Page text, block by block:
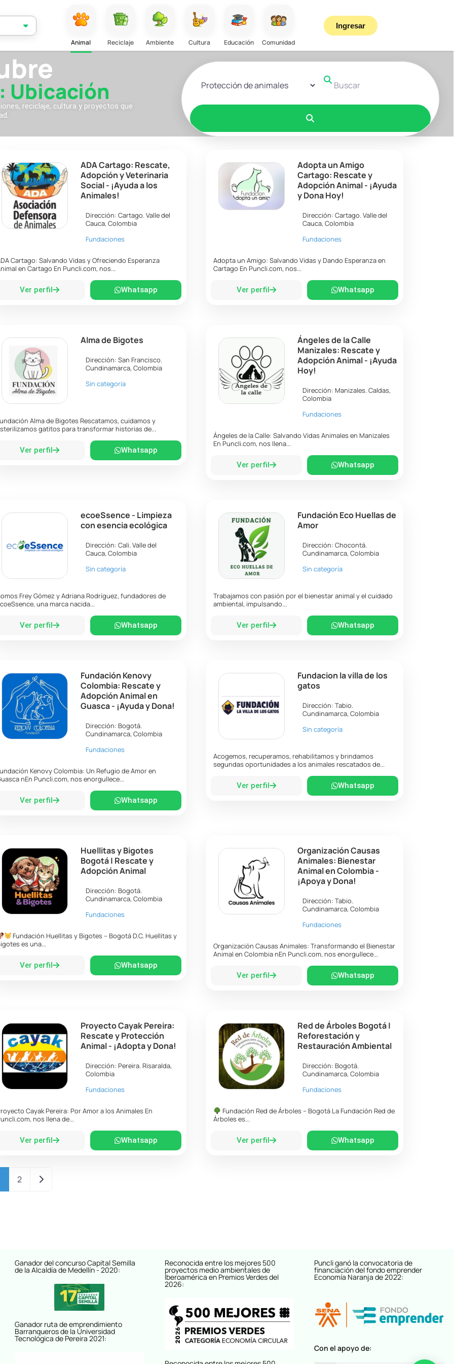
Animal Reciclaje Ambiente Cultura Educación Comunidad
Ingresar
Ubicación
reciclaje, cultura y proyectos que
Seleccionar el formulario de búsquedaBuscar
ADA Cartago: Rescate,
Adopción y Veterinaria
Social - ¡Ayuda a los
Animales!
Dirección:Cartago.Valle del
Cauca,Colombia
Fundaciones
Cartago: Salvando Vidas y Ofreciendo Esperanza
en Cartago En Puncli.com, nos...
Ver perfil Whatsapp
Adopta un Amigo
Cartago: Rescate y
Adopción Animal - ¡Ayuda
y Dona Hoy!
Dirección:Cartago.Valle del
Cauca,Colombia
Fundaciones
Adopta un Amigo: Salvando Vidas y Dando Esperanza en
Cartago En Puncli.com, nos...
Ver perfil Whatsapp
Alma de Bigotes
Dirección:San Francisco.
Cundinamarca,Colombia
Sin categoría
Alma de Bigotes Rescatamos, cuidamos y
gatitos para transformar historias de...
Ver perfil Whatsapp
Ángeles de la Calle
Manizales: Rescate y
Adopción Animal - ¡Ayuda
Hoy!
Dirección: Manizales.Caldas,
Colombia
Fundaciones
Ángeles de la Calle: Salvando Vidas Animales en Manizales
En Puncli.com, nos llena...
Ver perfil Whatsapp
ecoeSsence - Limpieza
con esencia ecológica
Dirección:Cali.Valle del
Cauca,Colombia
Sin categoría
Frey Gómez y Adriana Rodríguez, fundadores de
una marca nacida...
Ver perfil Whatsapp
Fundación Eco Huellas de
Amor
Dirección:Chocontá.
Cundinamarca,Colombia
Sin categoría
Trabajamos con pasión por el bienestar animal y el cuidado
ambiental, impulsando...
Ver perfil Whatsapp
Fundación Kenovy
Colombia: Rescate y
Adopción Animal en
Guasca - ¡Ayuda y Dona!
Dirección: Bogotá.
Cundinamarca,Colombia
Fundaciones
Kenovy Colombia: Un Refugio de Amor en
nEn Puncli.com, nos enorgullece...
Ver perfil Whatsapp
Fundacion la villa de los
gatos
Dirección:Tabio.
Cundinamarca,Colombia
Sin categoría
Acogemos, recuperamos, rehabilitamos y brindamos
segundas oportunidades a los animales rescatados de...
Ver perfil Whatsapp
Huellitas y Bigotes
Bogotá | Rescate y
Adopción Animal
Dirección: Bogotá.
Cundinamarca,Colombia
Fundaciones
Fundación Huellitas y Bigotes – Bogotá D.C. Huellitas y
es una...
Ver perfil Whatsapp
Organización Causas
Animales: Bienestar
Animal en Colombia -
¡Apoya y Dona!
Dirección:Tabio.
Cundinamarca,Colombia
Fundaciones
Organización Causas Animales: Transformando el Bienestar
Animal en Colombia nEn Puncli.com, nos enorgullece...
Ver perfil Whatsapp
Proyecto Cayak Pereira:
Rescate y Protección
Animal - ¡Adopta y Dona!
Dirección: Pereira. Risaralda,
Colombia
Fundaciones
Cayak Pereira: Por Amor a los Animales En
nos llena de...
Ver perfil Whatsapp
Red de Árboles Bogotá |
Reforestación y
Restauración Ambiental
Dirección: Bogotá.
Cundinamarca,Colombia
Fundaciones
Fundación Red de Árboles – Bogotá La Fundación Red de
Árboles es...
Ver perfil Whatsapp
2 Entradas anteriores
Ganador del concurso Capital Semilla
de la Alcaldía de Medellín - 2020:
Ganador ruta de emprendimiento
Barranqueros de la Universidad
Tecnológica de Pereira 2021:
Reconocida entre los mejores 500
proyectos medio ambientales de
Iberoamérica en Premios Verdes del
2026:
Puncli ganó la convocatoria de
financiación del fondo emprender
Economía Naranja de 2022:
Con el apoyo de: